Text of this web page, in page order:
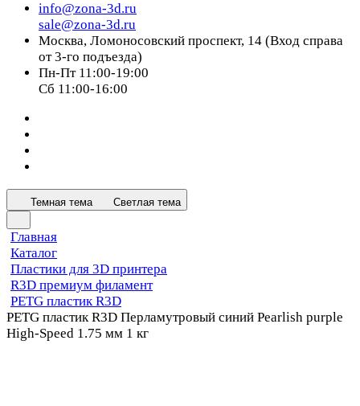
info@zona-3d.ru
sale@zona-3d.ru
Москва, Ломоносовский проспект, 14 (Вход справа
от 3-го подъезда)
Пн-Пт 11:00-19:00
Сб 11:00-16:00
Темная тема Светлая тема
Главная
Каталог
Пластики для 3D принтера
R3D премиум филамент
PETG пластик R3D
PETG пластик R3D Перламутровый синий Pearlish purple
High-Speed 1.75 мм 1 кг